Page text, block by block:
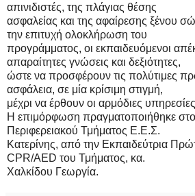
απινιδιστές, της πλάγιας θέσης
ασφαλείας και της αφαίρεσης ξένου
την επιτυχή ολοκλήρωση του
προγράμματος, οι εκπαιδευόμενοι
απαραίτητες γνώσεις και δεξιότητες,
ώστε να προσφέρουν τις πολύτιμες
ασφάλεια, σε μία κρίσιμη στιγμή,
μέχρι να έρθουν οι αρμόδιες
Η επιμόρφωση πραγματοποιήθηκε στο
Περιφερειακού Τμήματος Ε.Ε.Σ.
Κατερίνης, από την Εκπαιδεύτρια
CPR/AED του Τμήματος, κα.
Χαλκίδου Γεωργία.